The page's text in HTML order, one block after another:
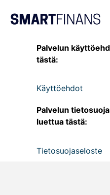
Palvelun
tästä:
Käyttöehdot
Palvelun
luettua tästä:
Tietosuojaseloste